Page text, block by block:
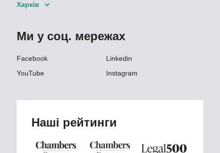
Харків
Ми у соц. мережах
Facebook
Linkedin
YouTube
Instagram
Наші рейтинги